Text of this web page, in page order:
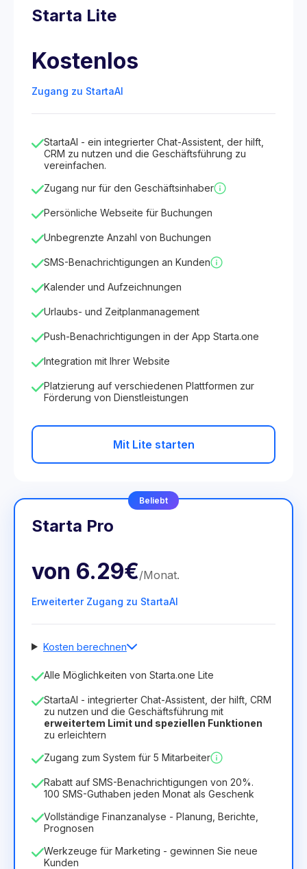
Starta Lite
Kostenlos
Zugang zu StartaAI
StartaAI - ein integrierter Chat-Assistent, der hilft,
CRM zu nutzen und die Geschäftsführung zu
vereinfachen.
Zugang nur für den Geschäftsinhaber
Persönliche Webseite für Buchungen
Unbegrenzte Anzahl von Buchungen
SMS-Benachrichtigungen an Kunden
Kalender und Aufzeichnungen
Urlaubs- und Zeitplanmanagement
Push-Benachrichtigungen in der App Starta.one
Integration mit Ihrer Website
Platzierung auf verschiedenen Plattformen zur
Förderung von Dienstleistungen
Mit Lite starten
Beliebt
Starta Pro
von 6.29€/Monat.
Erweiterter Zugang zu StartaAI
Kosten berechnen
Anzahl der Mitarbeiter
Dauer der Lizenz
12 Months(Rabatt -25%) Vorteilhaft
8.99€ 6.29€ /Monat
Alle Möglichkeiten von Starta.one Lite
StartaAI - integrierter Chat-Assistent, der hilft, CRM
zu nutzen und die Geschäftsführung mit
erweitertem Limit und speziellen Funktionen
zu erleichtern
Zugang zum System für 5 Mitarbeiter
Rabatt auf SMS-Benachrichtigungen von 20%.
100 SMS-Guthaben jeden Monat als Geschenk
Vollständige Finanzanalyse - Planung, Berichte,
Prognosen
Werkzeuge für Marketing - gewinnen Sie neue
Kunden